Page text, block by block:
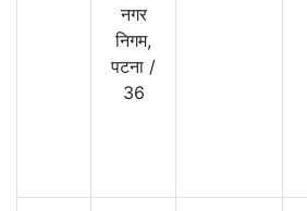
नगर
निगम,
पटना /
36